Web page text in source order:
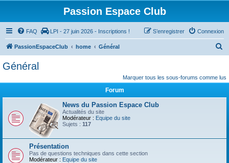
Passion Espace Club
FAQ LPI - 27 juin 2026 - Inscriptions ! Connexion
S’enregistrer
PassionEspaceClub home Général
h
Général
Marquer tous les sous-forums comme lus
Forum
News du Passion Espace Club
Actualités du site
Modérateur : Equipe du site
Sujets : 117
Présentation
Pas de questions techniques dans cette section
Modérateur : Equipe du site